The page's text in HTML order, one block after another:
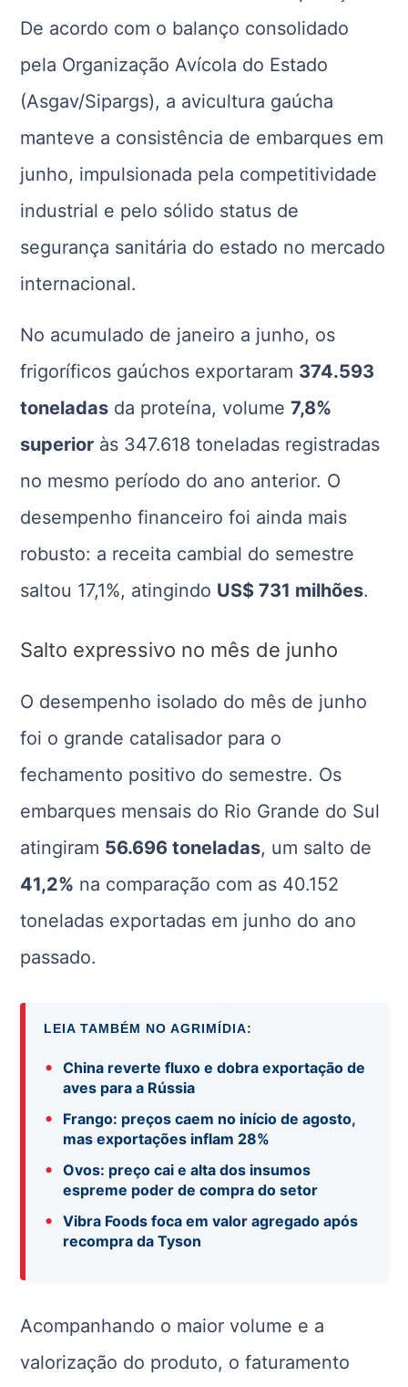
De acordo com o balanço consolidado
pela Organização Avícola do Estado
(Asgav/Sipargs), a avicultura gaúcha
manteve a consistência de embarques em
junho, impulsionada pela competitividade
industrial e pelo sólido status de
segurança sanitária do estado no mercado
internacional.
No acumulado de janeiro a junho, os
frigoríficos gaúchos exportaram 374.593
toneladas da proteína, volume7,8%
superior às 347.618 toneladas registradas
no mesmo período do ano anterior. O
desempenho financeiro foi ainda mais
robusto: a receita cambial do semestre
saltou 17,1%, atingindo US$ 731 milhões.
Salto expressivo no mês de junho
O desempenho isolado do mês de junho
foi o grande catalisador para o
fechamento positivo do semestre. Os
embarques mensais do Rio Grande do Sul
atingiram 56.696 toneladas, um salto de
41,2% na comparação com as 40.152
toneladas exportadas em junho do ano
passado.
LEIA TAMBÉM NO AGRIMÍDIA:
•
China reverte fluxo e dobra exportação de
aves para a Rússia
•
Frango: preços caem no início de agosto,
mas exportações inflam 28%
•
Ovos: preço cai e alta dos insumos
espreme poder de compra do setor
•
Vibra Foods foca em valor agregado após
recompra da Tyson
Acompanhando o maior volume e a
valorização do produto, o faturamento